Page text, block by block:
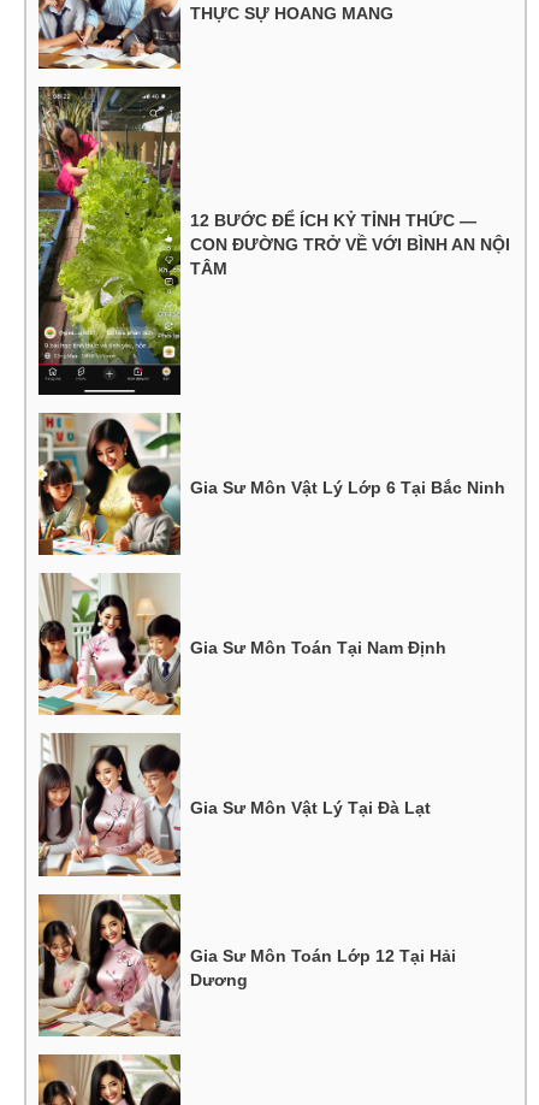
THỰC SỰ HOANG MANG
12 BƯỚC ĐỂ ÍCH KỶ TỈNH THỨC —
CON ĐƯỜNG TRỞ VỀ VỚI BÌNH AN NỘI
TÂM
Gia Sư Môn Vật Lý Lớp 6 Tại Bắc Ninh
Gia Sư Môn Toán Tại Nam Định
Gia Sư Môn Vật Lý Tại Đà Lạt
Gia Sư Môn Toán Lớp 12 Tại Hải
Dương